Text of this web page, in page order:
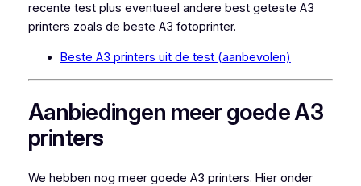
recente test plus eventueel andere best geteste A3
printers zoals de beste A3 fotoprinter.
Beste A3 printers uit de test (aanbevolen)
Aanbiedingen meer goede A3
printers
We hebben nog meer goede A3 printers. Hier onder